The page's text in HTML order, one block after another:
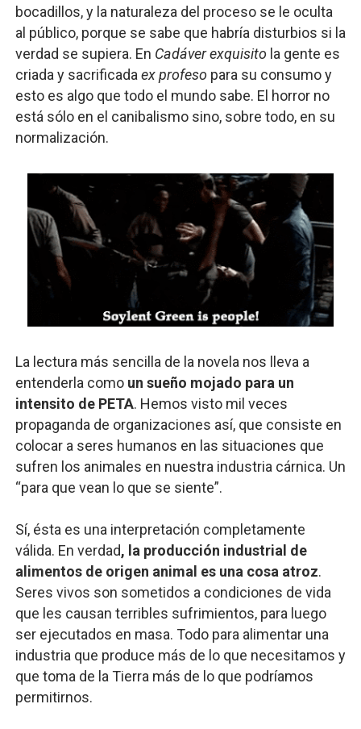
bocadillos, y la naturaleza del proceso se le oculta
al público, porque se sabe que habría disturbios si la
verdad se supiera. En Cadáver exquisitola gente es
criada y sacrificada ex profesopara su consumo y
esto es algo que todo el mundo sabe. El horror no
está sólo en el canibalismo sino, sobre todo, en su
normalización.
La lectura más sencilla de la novela nos lleva a
entenderla como un sueño mojado para un
intensito de PETA. Hemos visto mil veces
propaganda de organizaciones así, que consiste en
colocar a seres humanos en las situaciones que
sufren los animales en nuestra industria cárnica. Un
“para que vean lo que se siente”.
Sí, ésta es una interpretación completamente
válida. En verdad, la producción industrial de
alimentos de origen animal es una cosa atroz.
Seres vivos son sometidos a condiciones de vida
que les causan terribles sufrimientos, para luego
ser ejecutados en masa. Todo para alimentar una
industria que produce más de lo que necesitamos y
que toma de la Tierra más de lo que podríamos
permitirnos.